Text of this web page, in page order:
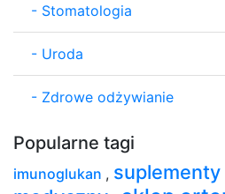
- Stomatologia
- Uroda
- Zdrowe odżywianie
Popularne tagi
imunoglukan ,